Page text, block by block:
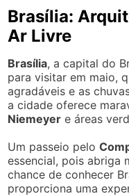
Brasília:
Ar Livre
Brasília, a capital do
para visitar em maio,
agradáveis e as
a cidade oferece
Niemeyer e áreas
Um passeio pelo
essencial, pois abriga
chance de conhecer
proporciona uma